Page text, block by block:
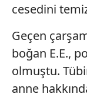
cesedini
Geçen
boğan E.E.,
olmuştu.
anne